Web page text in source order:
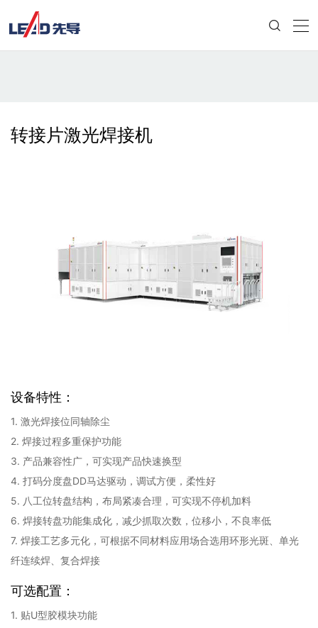
转接片激光焊接机
设备特性：
1. 激光焊接位同轴除尘
2. 焊接过程多重保护功能
3. 产品兼容性广，可实现产品快速换型
4. 打码分度盘DD马达驱动，调试方便，柔性好
5. 八工位转盘结构，布局紧凑合理，可实现不停机加料
6. 焊接转盘功能集成化，减少抓取次数，位移小，不良率低
7. 焊接工艺多元化，可根据不同材料应用场合选用环形光斑、单光
纤连续焊、复合焊接
可选配置：
1. 贴U型胶模块功能